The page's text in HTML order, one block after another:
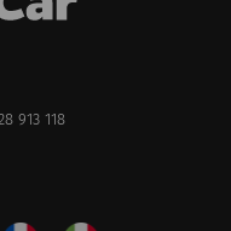
913 118